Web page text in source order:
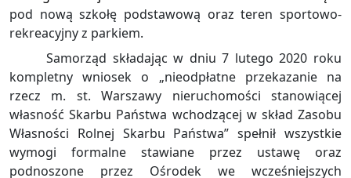
pod nową szkołę podstawową oraz teren sportowo-
rekreacyjny z parkiem.
Samorząd składając w dniu 7 lutego 2020 roku
kompletny wniosek o „nieodpłatne przekazanie na
rzecz m. st. Warszawy nieruchomości stanowiącej
własność Skarbu Państwa wchodzącej w skład Zasobu
Własności Rolnej Skarbu Państwa” spełnił wszystkie
wymogi formalne stawiane przez ustawę oraz
podnoszone przez Ośrodek we wcześniejszych